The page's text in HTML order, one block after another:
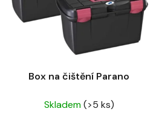
Box na čištění Parano
Skladem(>5 ks)